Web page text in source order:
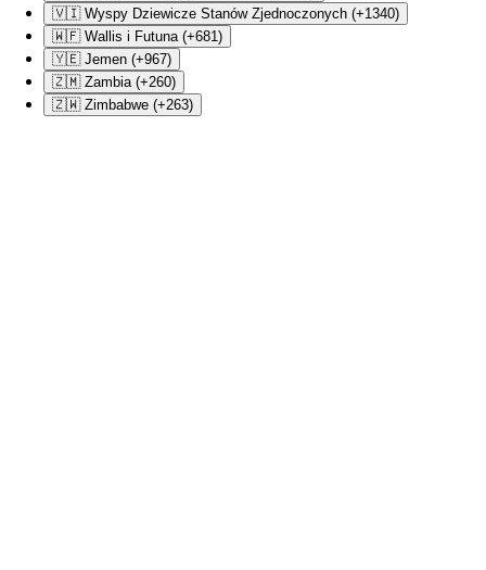
🇻🇮 Wyspy Dziewicze Stanów Zjednoczonych (+1340)
🇼🇫 Wallis i Futuna (+681)
🇾🇪 Jemen (+967)
🇿🇲 Zambia (+260)
🇿🇼 Zimbabwe (+263)